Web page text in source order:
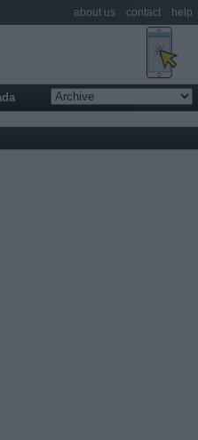
about us contact help